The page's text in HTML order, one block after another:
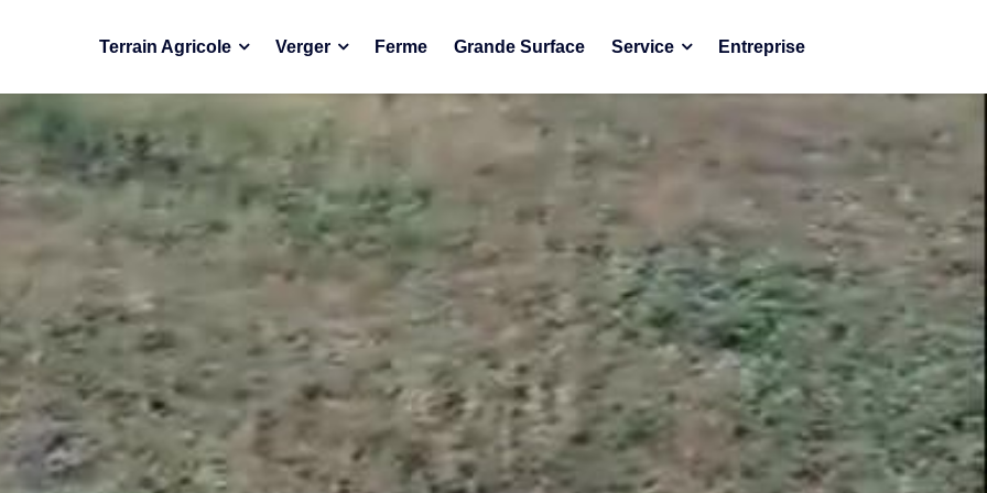
Terrain Agricole Verger Ferme Grande Surface Service Entreprise